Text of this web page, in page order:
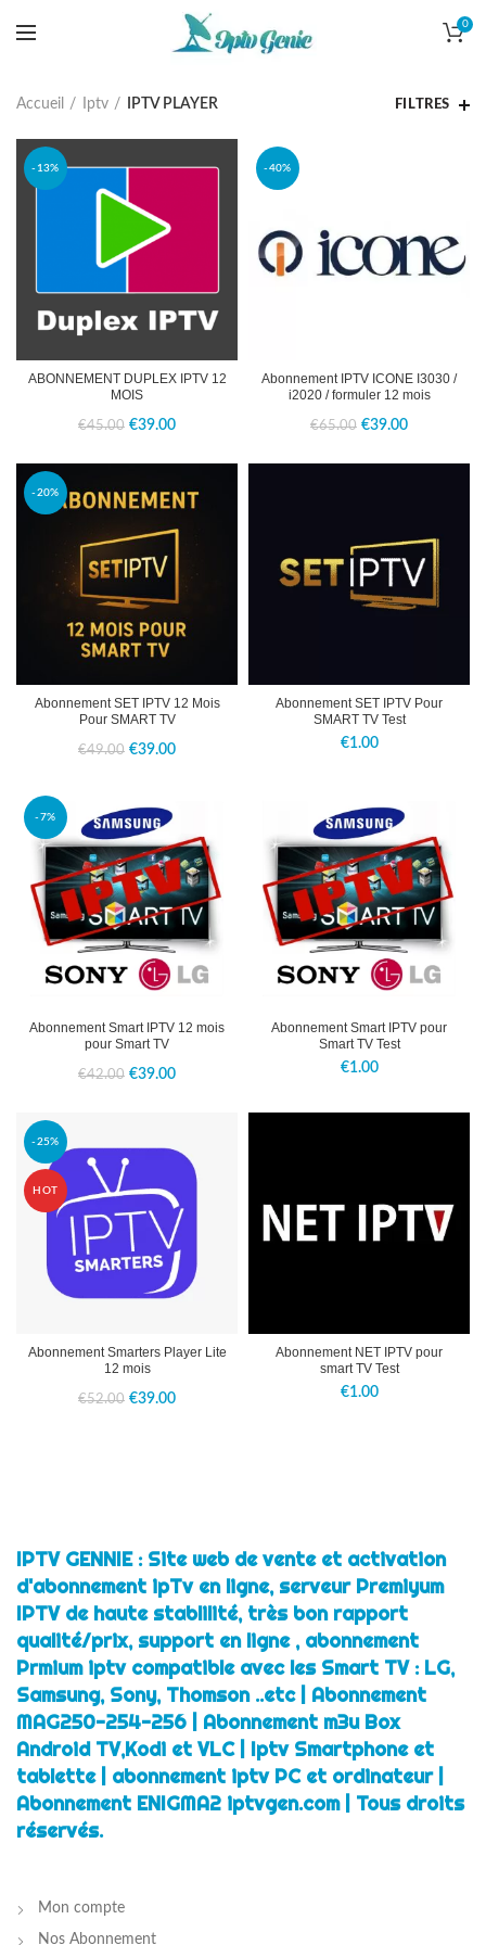
0
Accueil Iptv IPTV PLAYER FILTRES
-13%
ABONNEMENT DUPLEX IPTV 12
MOIS
€45.00 Le
initial
€45.00.
€39.00Le
actuel
est :
-40%
Abonnement IPTV ICONE I3030 /
i2020 / formuler 12 mois
€65.00 Le
€65.00.
€39.00Le
€39.00.
-20%
Abonnement SET IPTV 12 Mois
Pour SMART TV
€49.00 Le
initial
était :
€49.00.
€39.00Le
est :
€39.00.
Abonnement SET IPTV Pour
SMART TV Test
€1.00
-7%
Abonnement Smart IPTV 12 mois
pour Smart TV
€42.00 Le
€42.00.
€39.00Le
est :
€39.00.
Abonnement Smart IPTV pour
Smart TV Test
€1.00
-25%
HOT
Abonnement Smarters Player Lite
12 mois
€52.00 Le
€39.00Le
Abonnement NET IPTV pour
smart TV Test
€1.00
IPTV GENNIE : Site web de vente et activation
d'abonnement ipTv en ligne, serveur Premiyum
IPTV de haute stablilité, très bon rapport
qualité/prix, support en ligne , abonnement
Prmium iptv compatible avec les Smart TV : LG,
Samsung, Sony, Thomson ..etc | Abonnement
MAG250-254-256 | Abonnement m3u Box
Android TV,Kodi et VLC | Iptv Smartphone et
tablette | abonnement iptv PC et ordinateur |
Abonnement ENIGMA2 iptvgen.com | Tous droits
réservés.
Mon compte
Nos Abonnement